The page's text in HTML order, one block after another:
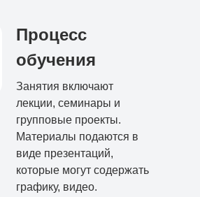
Процесс
обучения
Занятия включают
лекции, семинары и
групповые проекты.
Материалы подаются в
виде презентаций,
которые могут содержать
графику, видео.